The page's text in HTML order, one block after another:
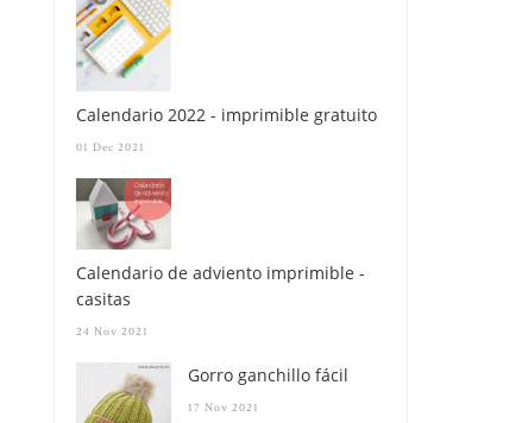
Calendario 2022 - imprimible gratuito
01 Dec 2021
Calendario de adviento imprimible -
casitas
24 Nov 2021
Gorro ganchillo fácil
17 Nov 2021